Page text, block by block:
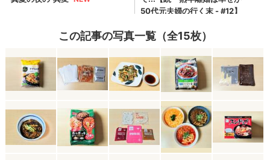
この記事の写真一覧（全15枚）